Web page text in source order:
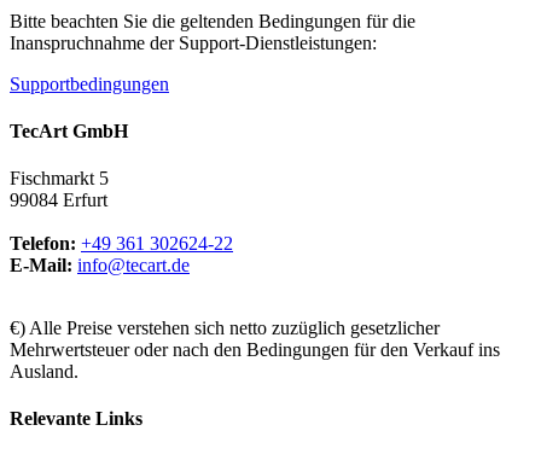
Bitte beachten Sie die geltenden Bedingungen für die
Inanspruchnahme der Support-Dienstleistungen:
Supportbedingungen
TecArt GmbH
Fischmarkt 5
99084 Erfurt
Telefon: +49 361 302624-22
E-Mail: info@tecart.de
€) Alle Preise verstehen sich netto zuzüglich gesetzlicher
Mehrwertsteuer oder nach den Bedingungen für den Verkauf ins
Ausland.
Relevante Links